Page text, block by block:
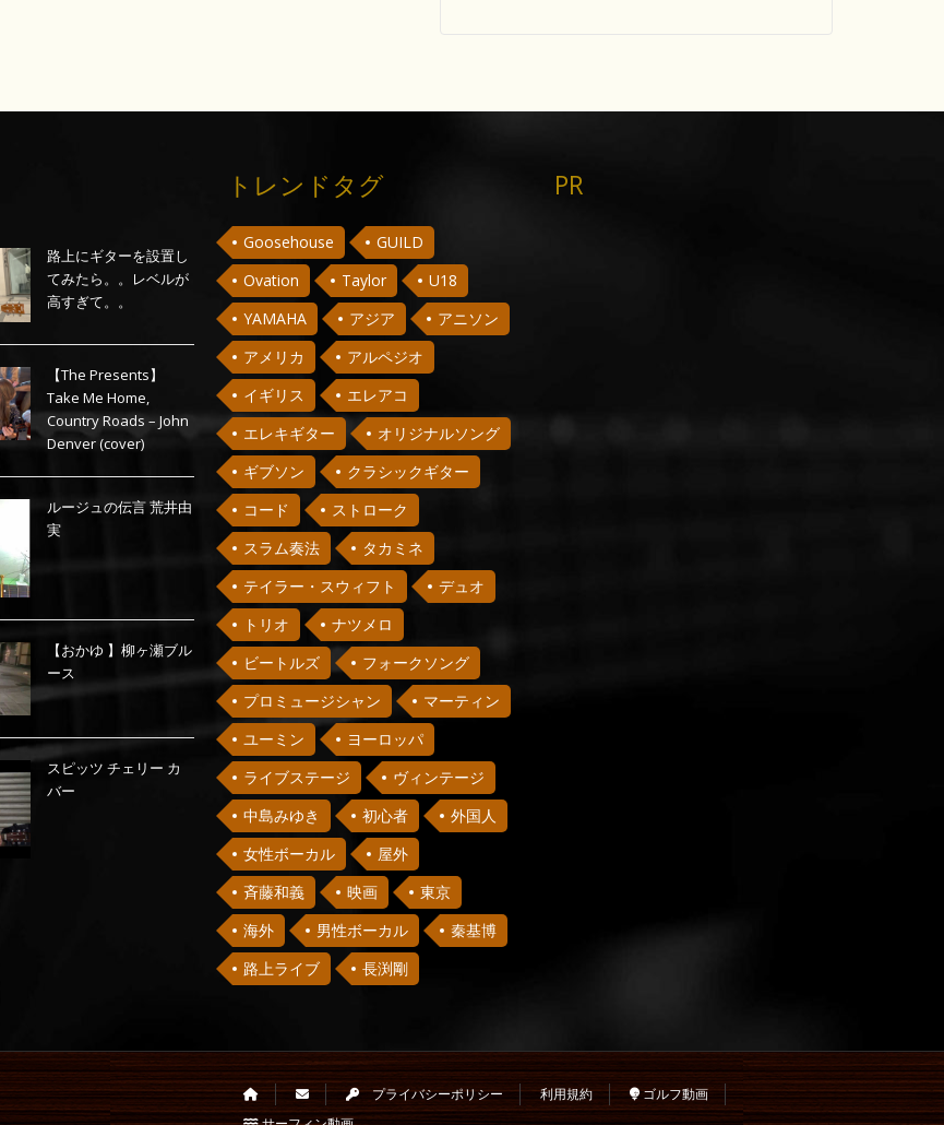
路上にギターを設置し
てみたら。。レベルが
高すぎて。。
【The Presents】
Take Me Home,
Country Roads – John
Denver (cover)
ルージュの伝言 荒井由
実
【おかゆ 】柳ヶ瀬ブル
ース
スピッツ チェリー カ
バー
トレンドタグ
Goosehouse
GUILD
Ovation
Taylor
U18
YAMAHA
アジア
アニソン
アメリカ
アルペジオ
イギリス
エレアコ
エレキギター
オリジナルソング
ギブソン
クラシックギター
コード
ストローク
スラム奏法
タカミネ
テイラー・スウィフト
デュオ
トリオ
ナツメロ
ビートルズ
フォークソング
プロミュージシャン
マーティン
ユーミン
ヨーロッパ
ライブステージ
ヴィンテージ
中島みゆき
初心者
外国人
女性ボーカル
屋外
斉藤和義
映画
東京
海外
男性ボーカル
秦基博
路上ライブ
長渕剛
PR
プライバシーポリシー 利用規約
ゴルフ動画